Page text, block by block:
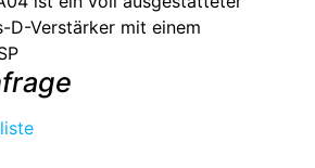
D-Verstärker mit einem